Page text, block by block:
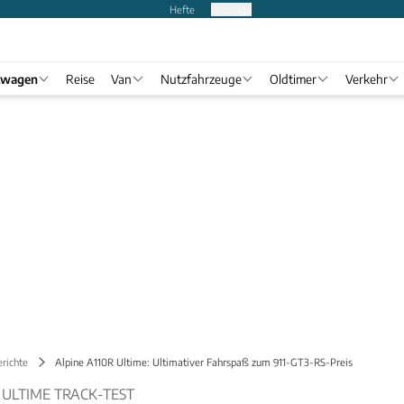
Hefte
Reise Van Nutzfahrzeuge Oldtimer Verkehr
Alpine A110R Ultime: Ultimativer Fahrspaß zum 911-GT3-RS-Preis
TRACK-TEST